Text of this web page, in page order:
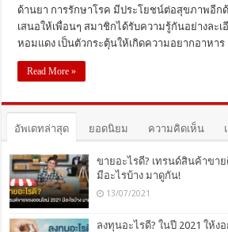
ด้านยา การรักษาโรค มีประโยชน์ต่อสุขภาพอีก
เสนอให้เพื่อนๆ สมาชิกได้รับความรู้กันอย่างละ
หอมแดง เป็นตัวกระตุ้นให้เกิดความอยากอาหาร
Read More »
อัพเดทล่าสุด ยอดนิยม ความคิดเห็น
ขายอะไรดี? เทรนด์สินค้าขา
มีอะไรบ้าง มาดูกัน!
13/07/2021
ลงทุนอะไรดี? ในปี 2021 ให้ง